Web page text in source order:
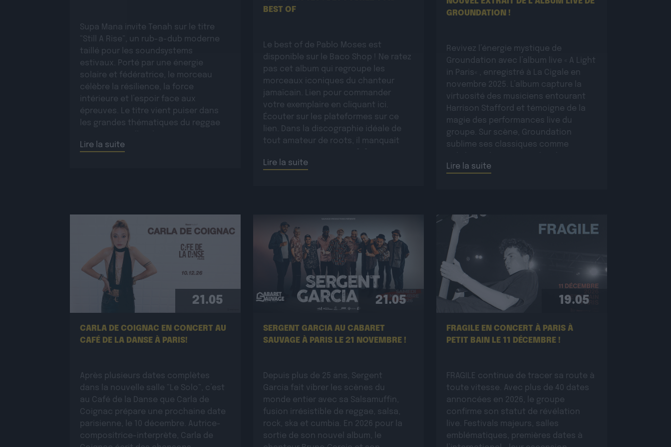
Supa Mana invite Tenah sur le titre
“Still A Rise”, un rub-a-dub moderne
taillé pour les soundsystems
estivaux. Porté par une énergie
solaire et fédératrice, le morceau
célèbre la résilience, la force
intérieure et l’espoir face aux
épreuves. Le titre vient puiser dans
les grandes thématiques du reggae
dimension moderne et une […]
Lire la suite
BEST OF
Le best of de Pablo Moses est
disponible sur le Baco Shop ! Ne ratez
pas cet album qui regroupe les
morceaux iconiques du chanteur
jamaïcain. Lien pour commander
votre exemplaire en cliquant ici.
Écouter sur les plateformes sur ce
lien. Dans la discographie idéale de
tout amateur de roots, il manquait
Lire la suite
GROUNDATION !
Revivez l’énergie mystique de
Groundation avec l’album live « A Light
in Paris« , enregistré à La Cigale en
novembre 2025. L’album capture la
virtuosité des musiciens entourant
Harrison Stafford et témoigne de la
magie des performances live du
groupe. Sur scène, Groundation
sublime ses classiques comme
tout en présentant […]
Lire la suite
21.05
CARLA DE COIGNAC EN CONCERT AU
CAFÉ DE LA DANSE À PARIS!
Après plusieurs dates complètes
dans la nouvelle salle “Le Solo”, c’est
au Café de la Danse que Carla de
Coignac prépare une prochaine date
parisienne, le 10 décembre. Autrice-
compositrice-interprète, Carla de
21.05
SERGENT GARCIA AU CABARET
SAUVAGE À PARIS LE 21 NOVEMBRE !
Depuis plus de 25 ans, Sergent
Garcia fait vibrer les scènes du
monde entier avec sa Salsamuffin,
fusion irrésistible de reggae, salsa,
rock, ska et cumbia. En 2026 pour la
sortie de son nouvel album, le
19.05
FRAGILE EN CONCERT À PARIS À
PETIT BAIN LE 11 DÉCEMBRE !
FRAGILE continue de tracer sa route à
toute vitesse. Avec plus de 40 dates
annoncées en 2026, le groupe
confirme son statut de révélation
live. Festivals majeurs, salles
emblématiques, premières dates à